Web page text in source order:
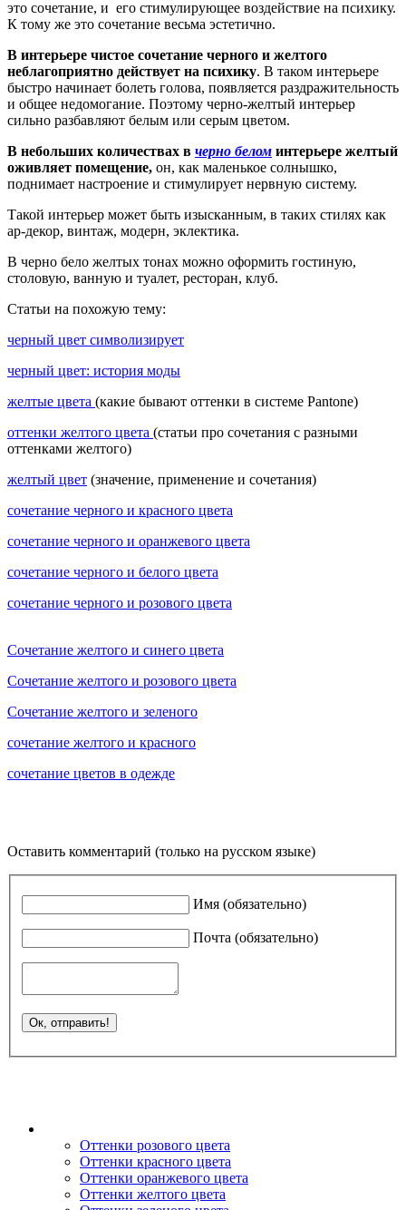
это сочетание, и его стимулирующее воздействие на психику.
К тому же это сочетание весьма эстетично.
В интерьере чистое сочетание черного и желтого
неблагоприятно действует на психику. В таком интерьере
быстро начинает болеть голова, появляется раздражительность
и общее недомогание. Поэтому черно-желтый интерьер
сильно разбавляют белым или серым цветом.
В небольших количествах в черно белом интерьере желтый
оживляет помещение, он, как маленькое солнышко,
поднимает настроение и стимулирует нервную систему.
Такой интерьер может быть изысканным, в таких стилях как
ар-декор, винтаж, модерн, эклектика.
В черно бело желтых тонах можно оформить гостиную,
столовую, ванную и туалет, ресторан, клуб.
Статьи на похожую тему:
черный цвет символизирует
черный цвет: история моды
желтые цвета (какие бывают оттенки в системе Pantone)
оттенки желтого цвета (статьи про сочетания с разными
оттенками желтого)
желтый цвет (значение, применение и сочетания)
сочетание черного и красного цвета
сочетание черного и оранжевого цвета
сочетание черного и белого цвета
сочетание черного и розового цвета
Сочетание желтого и синего цвета
Сочетание желтого и розового цвета
Сочетание желтого и зеленого
сочетание желтого и красного
сочетание цветов в одежде
Оставить комментарий (только на русском языке)
Имя (обязательно)
Почта (обязательно)
Оттенки розового цвета
Оттенки красного цвета
Оттенки оранжевого цвета
Оттенки желтого цвета